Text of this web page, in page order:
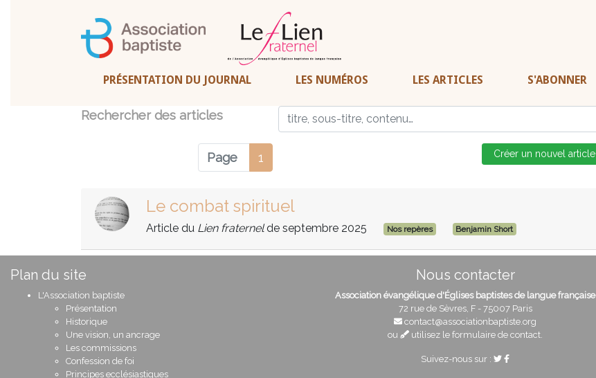
PRÉSENTATION DU JOURNAL LES NUMÉROS LES ARTICLES S'ABONNER
Rechercher des articles
Page 1 Créer un nouvel article
Le combat spirituel
Article du Lien fraternelde septembre 2025 Nos repères Benjamin Short
Plan du site
L'Association baptiste
Présentation
Historique
Une vision, un ancrage
Les commissions
Confession de foi
Principes ecclésiastiques
Nous contacter
Association évangélique d'Églises baptistes de langue française
72 rue de Sèvres, F - 75007 Paris
contact@associationbaptiste.org
ou
utilisez le formulaire de contact.
Suivez-nous sur :